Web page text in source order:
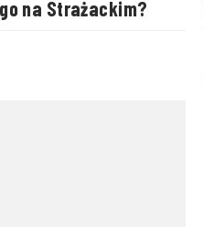
na Strażackim?